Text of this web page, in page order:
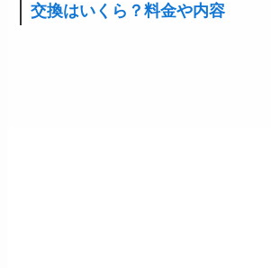
交換はいくら？料金や内容